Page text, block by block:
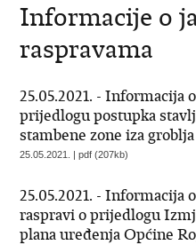
Informacije o
raspravama
25.05.2021. - Informacija
prijedlogu postupka
stambene zone iza
25.05.2021. | pdf (207kb)
25.05.2021. - Informacija
raspravi o prijedlogu
plana uređenja Općine